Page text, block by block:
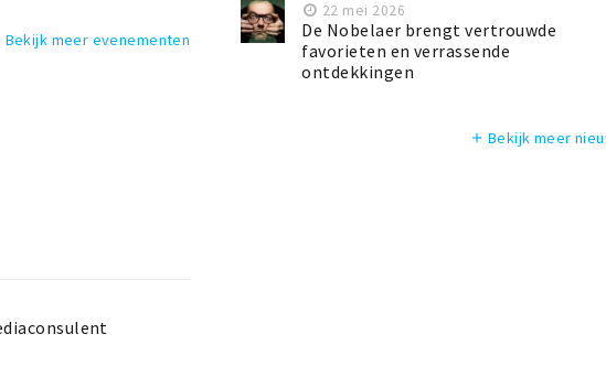
Bekijk meer evenementen
22 mei 2026
De Nobelaer brengt vertrouwde
favorieten en verrassende
ontdekkingen
add Bekijk meer